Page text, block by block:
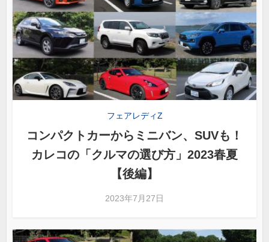
フェアレディZ
コンパクトカーからミニバン、SUVも！
カレコの「クルマの選び方」2023春夏
【後編】
2023年7月27日